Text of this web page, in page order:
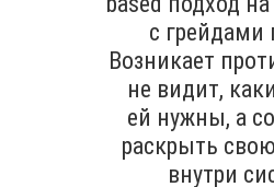
с грейдами
Возникает
не видит,
ей нужны, а
раскрыть
внутри